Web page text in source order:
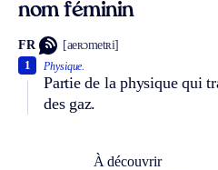
nom féminin
FR [aeʀɔmetʀi]
Physique.
Partie de la physique qui
des gaz.
1
À découvrir